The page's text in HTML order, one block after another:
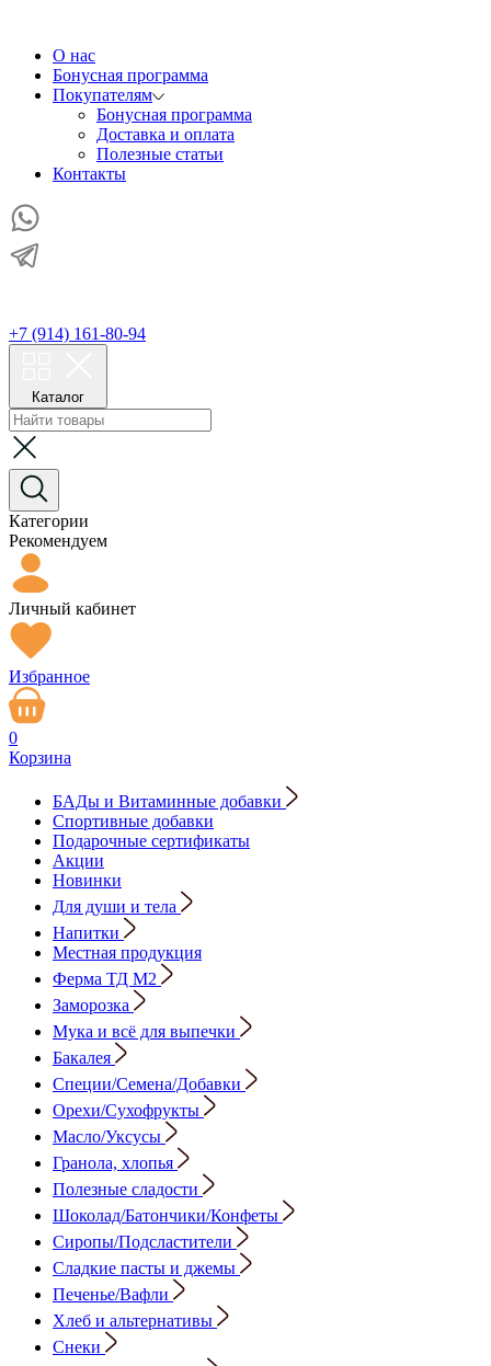
О нас
Бонусная программа
Покупателям
Бонусная программа
Доставка и оплата
Полезные статьи
Контакты
+7 (914) 161-80-94
Каталог
Категории
Рекомендуем
Личный кабинет
Избранное
0
Корзина
БАДы и Витаминные добавки
Спортивные добавки
Подарочные сертификаты
Акции
Новинки
Для души и тела
Напитки
Местная продукция
Ферма ТД М2
Заморозка
Мука и всё для выпечки
Бакалея
Специи/Семена/Добавки
Орехи/Сухофрукты
Масло/Уксусы
Гранола, хлопья
Полезные сладости
Шоколад/Батончики/Конфеты
Сиропы/Подсластители
Сладкие пасты и джемы
Печенье/Вафли
Хлеб и альтернативы
Снеки